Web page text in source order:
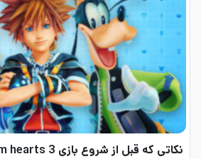
نکاتی که قبل از شروع بازی 3 kingdom hearts باید بدانید